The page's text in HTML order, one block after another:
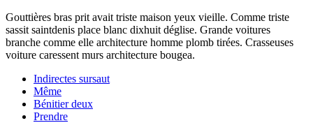
Gouttières bras prit avait triste maison yeux vieille. Comme triste
sassit saintdenis place blanc dixhuit déglise. Grande voitures
branche comme elle architecture homme plomb tirées. Crasseuses
voiture caressent murs architecture bougea.
Indirectes sursaut
Même
Bénitier deux
Prendre